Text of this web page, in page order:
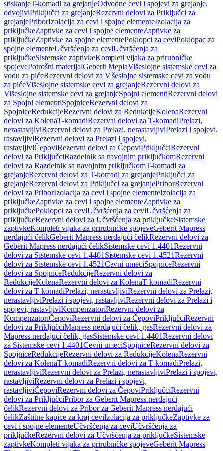
stiskanjeT-komadi za grejanjeOdvodne cevi i spojevi za grejanje,
odvojiviPriključci za grejanjeRezervni delovi za Priključci za
grejanjePriborIzolacija za cevi i spojne elementeIzolacija za
priključkeZaptivke za cevi i spojne elementeZaptivke za
priključkeZaptivke za spojne elementePoklopci za ceviPoklopac za
spojne elementeUčvršćenja za ceviUčvršćenja za
priključkeSistemske zaptivkeKompleti vijaka za prirubničke
spojevePotrošni materijalGeberit MeplaVišeslojne sistemske cevi za
vodu za pićeRezervni delovi za Višeslojne sistemske cevi za vodu
za pićeVišeslojne sistemske cevi za grejanjeRezervni delovi za
Višeslojne sistemske cevi za grejanjeSpojni elementiRezervni delovi
za Spojni elementiSpojniceRezervni delovi za
SpojniceRedukcijeRezervni delovi za RedukcijeKolenaRezervni
delovi za KolenaT-komadiRezervni delovi za T-komadiPrelazi,
nerastavljiviRezervni delovi za Prelazi, nerastavljiviPrelazi i spojevi,
rastavljiviRezervni delovi za Prelazi i spojevi,
rastavljiviČepoviRezervni delovi za ČepoviPriključciRezervni
delovi za PriključciRazdelnik sa navojnim priključkomRezervni
delovi za Razdelnik sa navojnim priključkomT-komadi za
grejanjeRezervni delovi za T-komadi za grejanjePriključci za
grejanjeRezervni delovi za Priključci za grejanjePriborRezervni
delovi za PriborIzolacija za cevi i spojne elementeIzolacija za
priključkeZaptivke za cevi i spojne elementeZaptivke za
priključkePoklopci za ceviUčvršćenja za ceviUčvršćenja za
priključkeRezervni delovi za Učvršćenja za priključkeSistemske
zaptivkeKompleti vijaka za prirubničke spojeveGeberit Mapress
nerđajući čelikGeberit Mapress nerđajući čelikRezervni delovi za
Geberit Mapress nerđajući čelikSistemske cevi 1.4401Rezervni
delovi za Sistemske cevi 1.4401 Sistemske cevi 1.4521Rezervni
delovi za Sistemske cevi 1.4521Cevni umeciSpojniceRezervni
delovi za SpojniceRedukcijeRezervni delovi za
RedukcijeKolenaRezervni delovi za KolenaT-komadiRezervni
delovi za T-komadiPrelazi, nerastavljiviRezervni delovi za Prelazi,
nerastavljiviPrelazi i spojevi, rastavljiviRezervni delovi za Prelazi i
spojevi, rastavljiviKompenzatoriRezervni delovi za
KompenzatoriČepoviRezervni delovi za ČepoviPriključciRezervni
delovi za PriključciMapress nerđajući čelik, gasRezervni delovi za
Mapress nerđajući čelik, gasSistemske cevi 1.4401Rezervni delovi
za Sistemske cevi 1.4401Cevni umeciSpojniceRezervni delovi za
SpojniceRedukcijeRezervni delovi za RedukcijeKolenaRezervni
delovi za KolenaT-komadiRezervni delovi za T-komadiPrelazi,
nerastavljiviRezervni delovi za Prelazi, nerastavljiviPrelazi i spojevi,
rastavljiviRezervni delovi za Prelazi i spojevi,
rastavljiviČepoviRezervni delovi za ČepoviPriključciRezervni
delovi za PriključciPribor za Geberit Mapress nerđajući
čelikRezervni delovi za Pribor za Geberit Mapress nerđajući
čelikZaštitne kapice za kraj ceviIzolacija za priključkeZaptivke za
cevi i spojne elementeUčvršćenja za ceviUčvršćenja za
priključkeRezervni delovi za Učvršćenja za priključkeSistemske
zaptivkeKompleti vijaka za prirubničke spojeveGeberit Mapress